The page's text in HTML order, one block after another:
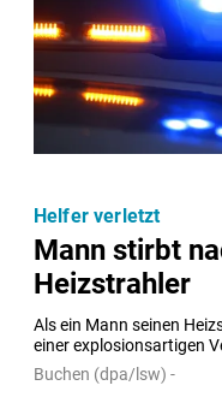
Mann stirbt
Heizstrahler
Als ein Mann seinen
einer explosionsartigen
Helfer verletzt
Buchen (dpa/lsw) -